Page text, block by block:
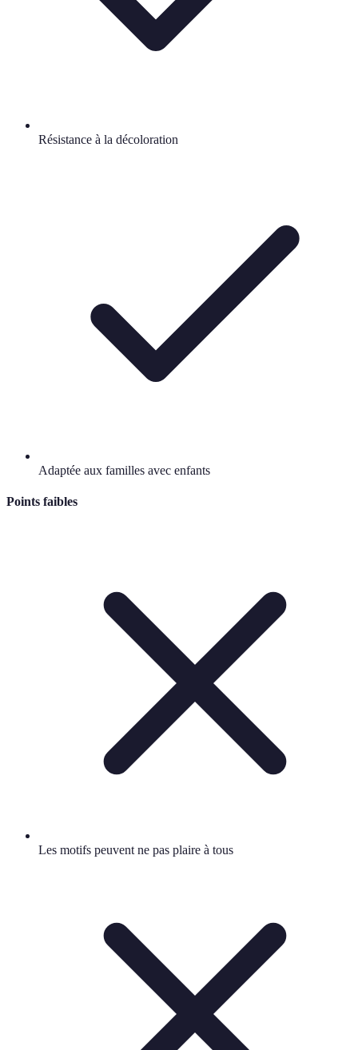
Résistance à la décoloration
Adaptée aux familles avec enfants
Points faibles
Les motifs peuvent ne pas plaire à tous